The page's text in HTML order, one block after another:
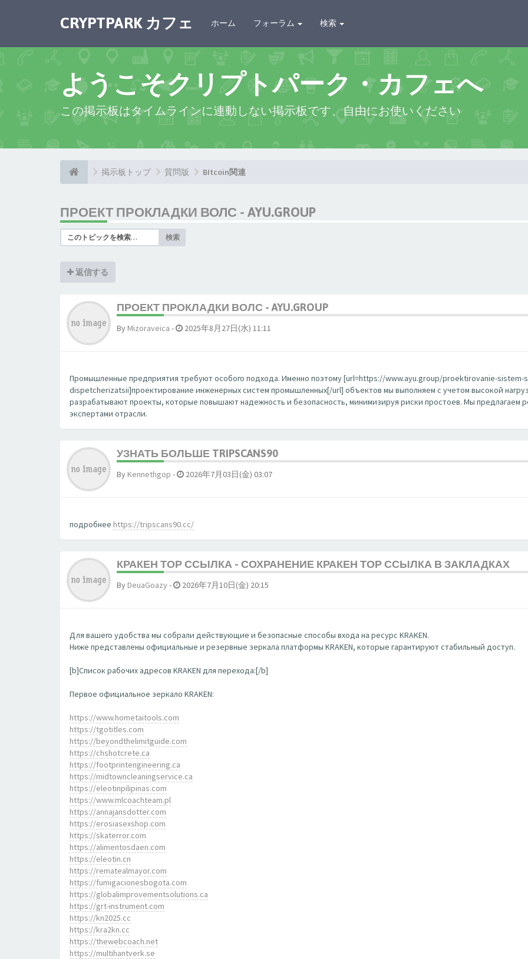
CRYPTPARK カフェ ホーム フォーラム 検索
ようこそクリプトパーク・カフェへ
この掲示板はタイムラインに連動しない掲示板です、自由にお使いください
掲示板トップ 質問版 BItcoin関連
ПРОЕКТ ПРОКЛАДКИ ВОЛС - AYU.GROUP
検索
返信する
ПРОЕКТ ПРОКЛАДКИ ВОЛС - AYU.GROUP
By Mizoraveica - 2025年8月27日(水) 11:11
Промышленные предприятия требуют особого подхода. Именно поэтому [url=https://www.ayu.group/proektirovanie-
dispetcherizatsii]проектирование инженерных систем промышленных[/url] объектов мы выполняем с учетом высокой
разрабатывают проекты, которые повышают надежность и безопасность, минимизируя риски простоев. Мы предлагаем
экспертами отрасли.
УЗНАТЬ БОЛЬШЕ TRIPSCANS90
By Kennethgop - 2026年7月03日(金) 03:07
подробнее https://tripscans90.cc/
КРАКЕН ТОР ССЫЛКА - СОХРАНЕНИЕ КРАКЕН ТОР ССЫЛКА В ЗАКЛАДКАХ
By DeuaGoazy- 2026年7月10日(金) 20:15
Для вашего удобства мы собрали действующие и безопасные способы входа на ресурс KRAKEN.
Ниже представлены официальные и резервные зеркала платформы KRAKEN, которые гарантируют стабильный доступ.
[b]Список рабочих адресов KRAKEN для перехода:[/b]
Первое официальное зеркало KRAKEN:
https://www.hometaitools.com
https://tgotitles.com
https://beyondthelimitguide.com
https://chshotcrete.ca
https://footprintengineering.ca
https://midtowncleaningservice.ca
https://eleotinpilipinas.com
https://www.mlcoachteam.pl
https://annajansdotter.com
https://erosiasexshop.com
https://skaterror.com
https://alimentosdaen.com
https://eleotin.cn
https://rematealmayor.com
https://fumigacionesbogota.com
https://globalimprovementsolutions.ca
https://grt-instrument.com
https://kn2025.cc
https://kra2kn.cc
https://thewebcoach.net
https://multihantverk.se